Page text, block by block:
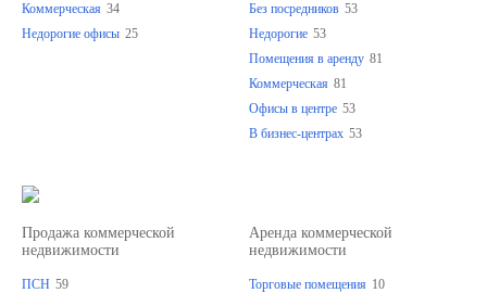
Коммерческая 34
Недорогие офисы 25
Без посредников 53
Недорогие 53
Помещения в аренду 81
Коммерческая 81
Офисы в центре 53
В бизнес-центрах 53
Продажа коммерческой
недвижимости
ПСН 59
Аренда коммерческой
недвижимости
Торговые помещения 10